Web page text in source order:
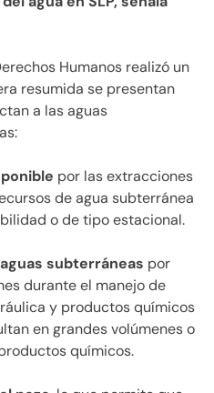
Humanos realizó un
resumida se presentan
a las aguas
por las extracciones
de agua subterránea
o de tipo estacional.
subterráneas por
durante el manejo de
y productos químicos
en grandes volúmenes o
químicos.